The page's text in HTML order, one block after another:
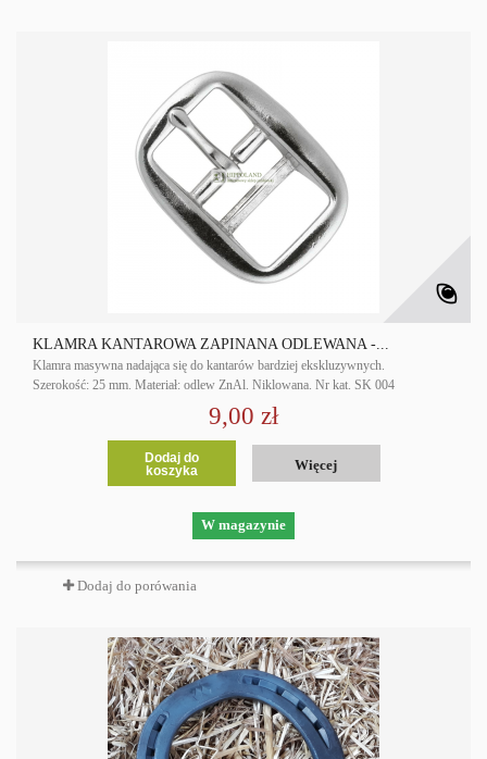
KLAMRA KANTAROWA ZAPINANA ODLEWANA -...
Klamra masywna nadająca się do kantarów bardziej ekskluzywnych.
Szerokość: 25 mm. Materiał: odlew ZnAl. Niklowana. Nr kat. SK 004
9,00 zł
Dodaj do
koszyka
Więcej
W magazynie
Dodaj do porówania